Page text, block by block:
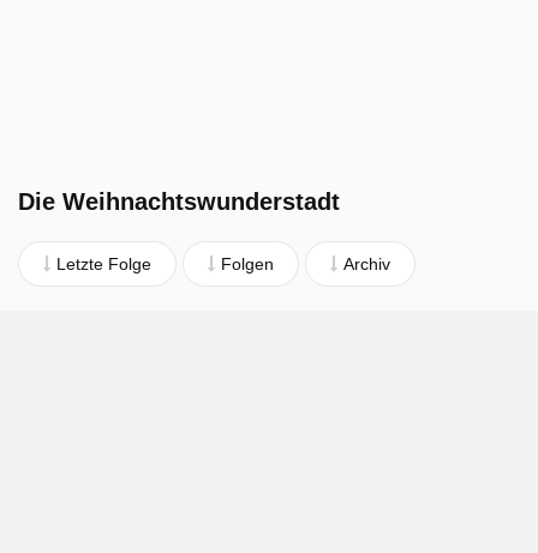
Die Weihnachtswunderstadt
Letzte Folge Folgen Archiv